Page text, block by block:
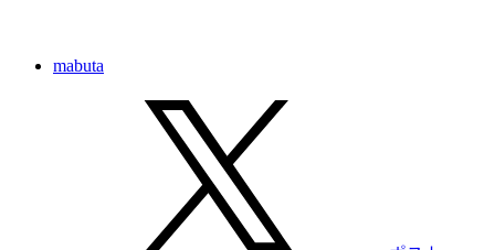
mabuta